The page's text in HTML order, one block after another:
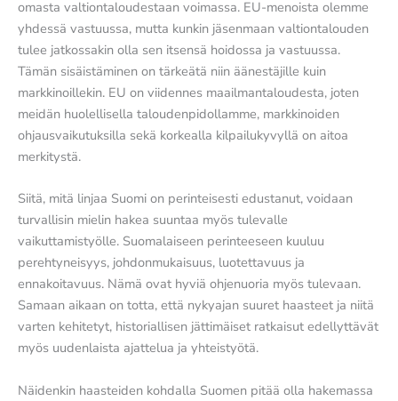
omasta valtiontaloudestaan voimassa. EU-menoista olemme
yhdessä vastuussa, mutta kunkin jäsenmaan valtiontalouden
tulee jatkossakin olla sen itsensä hoidossa ja vastuussa.
Tämän sisäistäminen on tärkeätä niin äänestäjille kuin
markkinoillekin. EU on viidennes maailmantaloudesta, joten
meidän huolellisella taloudenpidollamme, markkinoiden
ohjausvaikutuksilla sekä korkealla kilpailukyvyllä on aitoa
merkitystä.
Siitä, mitä linjaa Suomi on perinteisesti edustanut, voidaan
turvallisin mielin hakea suuntaa myös tulevalle
vaikuttamistyölle. Suomalaiseen perinteeseen kuuluu
perehtyneisyys, johdonmukaisuus, luotettavuus ja
ennakoitavuus. Nämä ovat hyviä ohjenuoria myös tulevaan.
Samaan aikaan on totta, että nykyajan suuret haasteet ja niitä
varten kehitetyt, historiallisen jättimäiset ratkaisut edellyttävät
myös uudenlaista ajattelua ja yhteistyötä.
Näidenkin haasteiden kohdalla Suomen pitää olla hakemassa